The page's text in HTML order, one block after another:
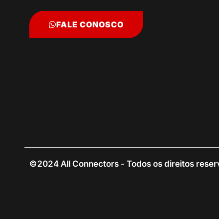
FALE CONOSCO
©2024 All Connectors - Todos os direitos